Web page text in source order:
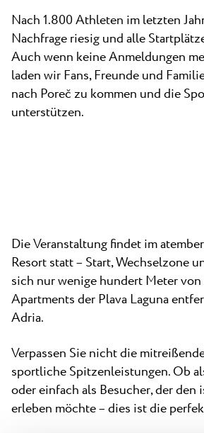
Alle Campingplätze
Plava Laguna Sport
Aktivurlaub
Gastronomie
Pepi Club
Kontakt
Nach 1.800 Athleten im letzten
Nachfrage riesig und alle
Auch wenn keine Anmeldungen
laden wir Fans, Freunde und
nach Poreč zu kommen und die
unterstützen.
Die Veranstaltung findet im
Resort statt – Start, Wechselzone
sich nur wenige hundert Meter
Apartments der Plava Laguna
Adria.
Verpassen Sie nicht die
sportliche Spitzenleistungen. Ob
oder einfach als Besucher, der
erleben möchte – dies ist die